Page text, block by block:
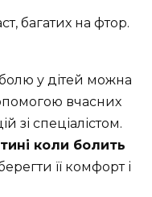
багатих на фтор.
у дітей можна
вчасних
зі спеціалістом.
коли болить
її комфорт і